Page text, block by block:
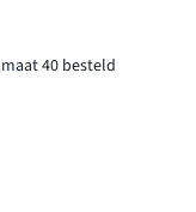
40 besteld